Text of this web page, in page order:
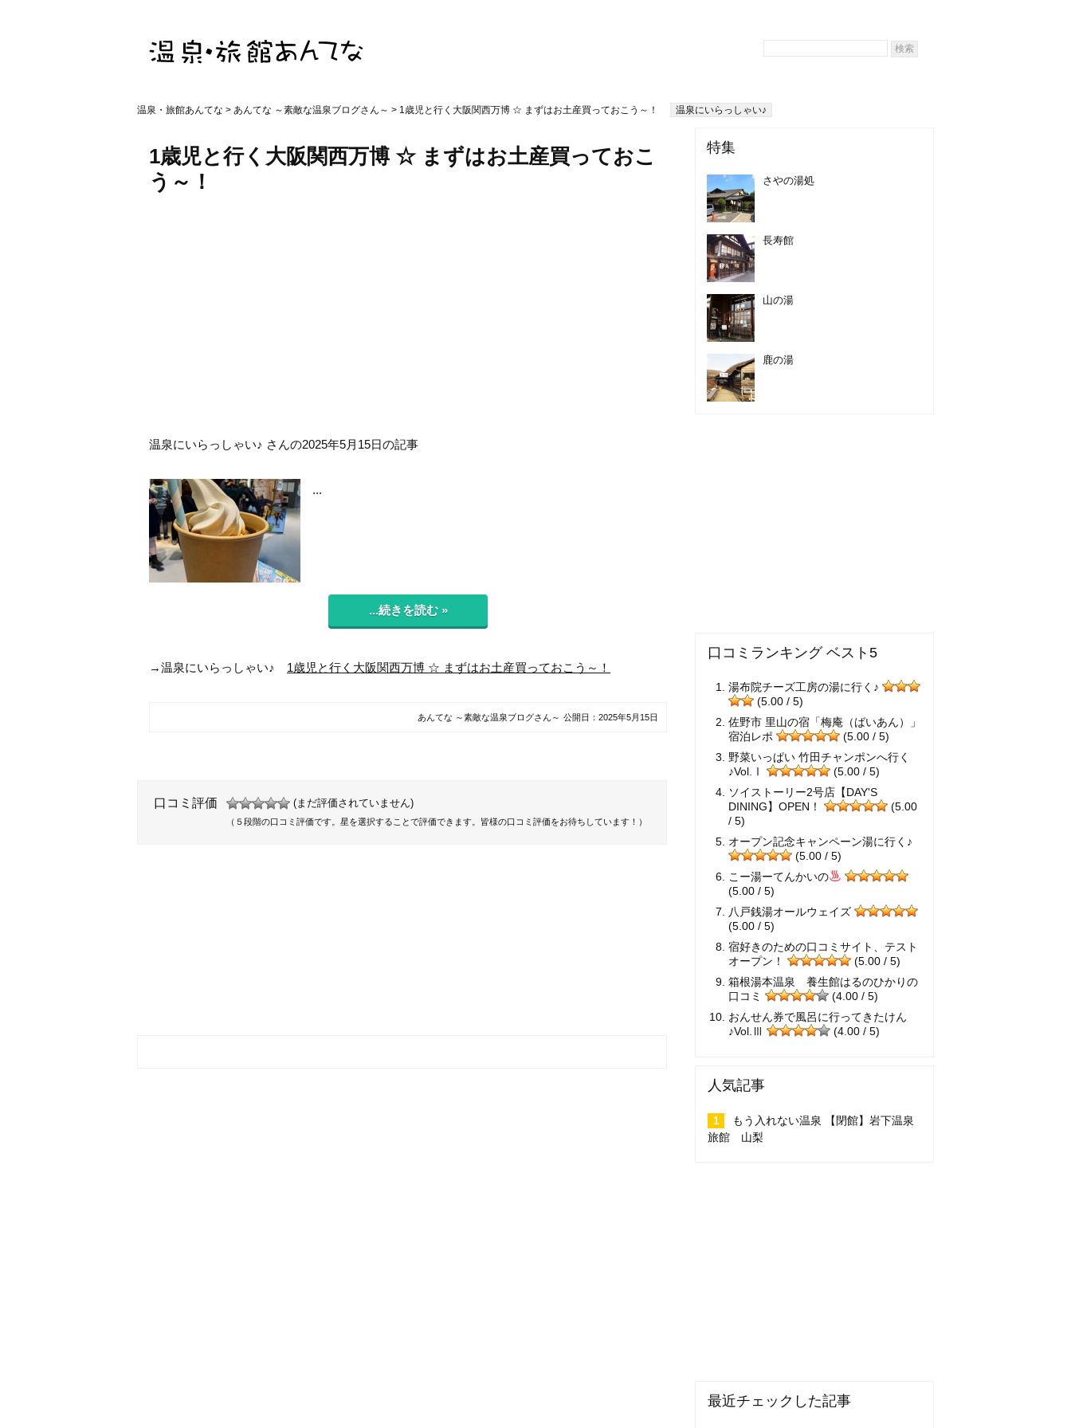
温泉・旅館あんてな > あんてな ～素敵な温泉ブログさん～ > 1歳児と行く大阪関西万博 ☆ まずはお土産買っておこう～！ 温泉にいらっしゃい♪
1歳児と行く大阪関西万博 ☆ まずはお土産買っておこ
う～！
温泉にいらっしゃい♪ さんの2025年5月15日の記事
...
...続きを読む »
→温泉にいらっしゃい♪ 1歳児と行く大阪関西万博 ☆ まずはお土産買っておこう～！
あんてな ～素敵な温泉ブログさん～ 公開日： 2025年5月15日
口コミ評価 (まだ評価されていません)
（５段階の口コミ評価です。星を選択することで評価できます。皆様の口コミ評価をお待ちしています！）
特集
さやの湯処
長寿館
山の湯
鹿の湯
口コミランキング ベスト5
湯布院チーズ工房の湯に行く♪
(5.00 / 5)
佐野市 里山の宿「梅庵（ばいあん）」
宿泊レポ
(5.00 / 5)
野菜いっぱい 竹田チャンポンへ行く
♪Vol.Ⅰ
(5.00 / 5)
ソイストーリー2号店【DAY'S
DINING】OPEN！
(5.00
/ 5)
オープン記念キャンペーン湯に行く♪
(5.00 / 5)
こー湯ーてんかいの
(5.00 / 5)
八戸銭湯オールウェイズ
(5.00 / 5)
宿好きのための口コミサイト、テスト
オープン！
(5.00 / 5)
箱根湯本温泉 養生館はるのひかりの
口コミ
(4.00 / 5)
おんせん券で風呂に行ってきたけん
♪Vol.Ⅲ
(4.00 / 5)
人気記事
もう入れない温泉 【閉館】岩下温泉
旅館 山梨
最近チェックした記事